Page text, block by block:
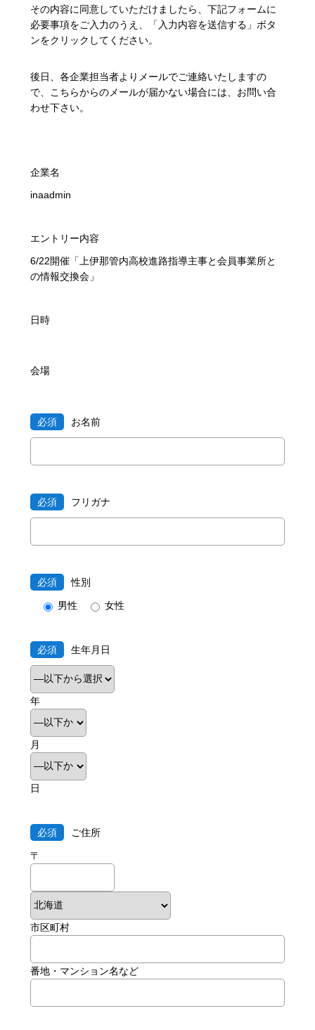
その内容に同意していただけましたら、下記フォームに
必要事項をご入力のうえ、「入力内容を送信する」ボタ
ンをクリックしてください。
後日、各企業担当者よりメールでご連絡いたしますの
で、こちらからのメールが届かない場合には、お問い合
わせ下さい。
企業名
inaadmin
エントリー内容
6/22開催「上伊那管内高校進路指導主事と会員事業所と
の情報交換会」
日時
会場
必須 お名前
必須 フリガナ
必須 性別
男性 女性
必須 生年月日
年
月
日
必須 ご住所
〒
市区町村
番地・マンション名など